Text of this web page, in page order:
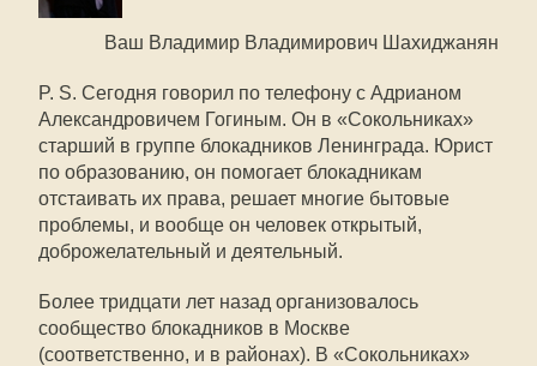
Ваш Владимир Владимирович Шахиджанян
P. S. Сегодня говорил по телефону с Адрианом
Александровичем Гогиным. Он в «Сокольниках»
старший в группе блокадников Ленинграда. Юрист
по образованию, он помогает блокадникам
отстаивать их права, решает многие бытовые
проблемы, и вообще он человек открытый,
доброжелательный и деятельный.
Более тридцати лет назад организовалось
сообщество блокадников в Москве
(соответственно, и в районах). В «Сокольниках»